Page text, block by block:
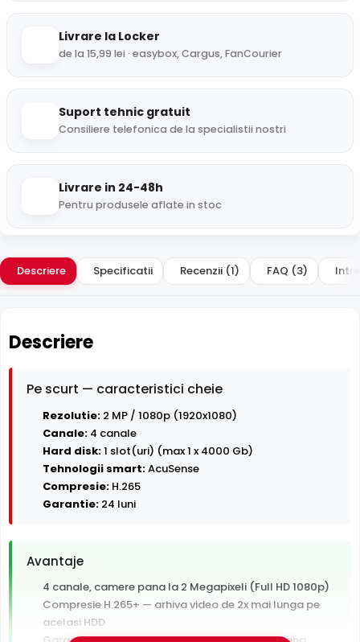
Livrare la Locker
de la 15,99 lei · easybox, Cargus, FanCourier
Suport tehnic gratuit
Consiliere telefonica de la specialistii nostri
Livrare in 24-48h
Pentru produsele aflate in stoc
Descriere Specificatii Recenzii (1) FAQ (3)
Descriere
Pe scurt — caracteristici cheie
Rezolutie: 2 MP / 1080p (1920x1080)
Canale: 4 canale
Hard disk:1 slot(uri) (max 1 x 4000 Gb)
Tehnologii smart:AcuSense
Compresie: H.265
Garantie: 24 luni
Avantaje
4 canale, camere pana la 2 Megapixeli (Full HD 1080p)
Compresie H.265+ — arhiva video de 2x mai lunga pe
acelasi HDD